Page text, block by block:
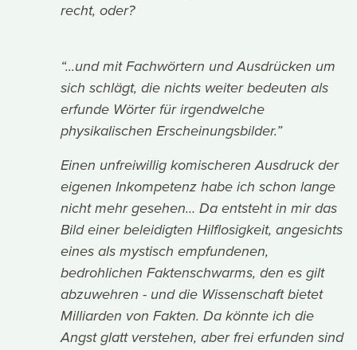
recht, oder?
“...und mit Fachwörtern und Ausdrücken um
sich schlägt, die nichts weiter bedeuten als
erfunde Wörter für irgendwelche
physikalischen Erscheinungsbilder.”
Einen unfreiwillig komischeren Ausdruck der
eigenen Inkompetenz habe ich schon lange
nicht mehr gesehen… Da entsteht in mir das
Bild einer beleidigten Hilflosigkeit, angesichts
eines als mystisch empfundenen,
bedrohlichen Faktenschwarms, den es gilt
abzuwehren - und die Wissenschaft bietet
Milliarden von Fakten. Da könnte ich die
Angst glatt verstehen, aber frei erfunden sind